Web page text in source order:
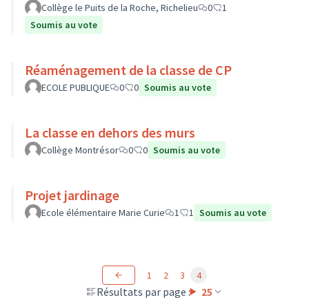
Collège le Puits de la Roche, Richelieu 0
1
Soumis au vote
Réaménagement de la classe de CP
ECOLE PUBLIQUE 0 0 Soumis au vote
La classe en dehors des murs
Collège Montrésor 0 0 Soumis au vote
Projet jardinage
Ecole élémentaire Marie Curie 1 1 Soumis au vote
Résultats par page : 25
1 2 3 4